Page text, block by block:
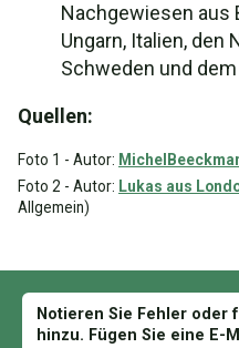
Nachgewiesen aus
Ungarn, Italien, den
Schweden und
Quellen:
Foto 1 - Autor:
Foto 2 - Autor: Lukas aus
Allgemein)